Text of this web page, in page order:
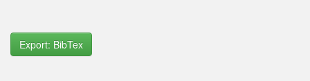
Export: BibTex